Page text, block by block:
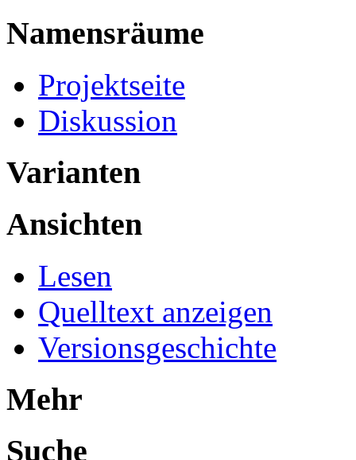
Namensräume
Projektseite
Diskussion
Varianten
Ansichten
Lesen
Quelltext anzeigen
Versionsgeschichte
Mehr
Suche